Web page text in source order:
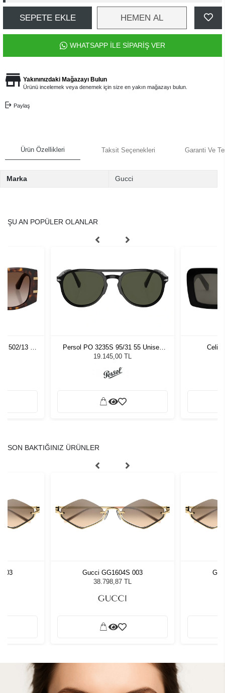
SEPETE EKLE HEMEN AL
WHATSAPP İLE SİPARİŞ VER
Yakınınızdaki Mağazayı Bulun
Ürünü incelemek veya denemek için size en yakın mağazayı bulun.
Paylaş
Ürün Özellikleri Taksit Seçenekleri Garanti Ve
Marka Gucci
ŞU AN POPÜLER OLANLAR
502/13 54
Persol PO 3235S 95/31 55 Unisex
Güneş Gözlüğü
19.145,00 TL
SON BAKTIĞINIZ ÜRÜNLER
003
Gucci GG1604S 003
38.798,87 TL